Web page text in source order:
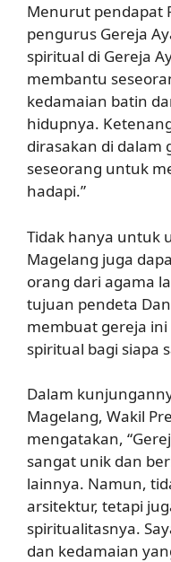
Menurut pendapat
pengurus Gereja
spiritual di Gereja
membantu
kedamaian batin
hidupnya.
dirasakan di dalam
seseorang untuk
hadapi.”
Tidak hanya untuk
Magelang juga
orang dari agama
tujuan pendeta
membuat gereja
spiritual bagi siapa
Dalam
Magelang, Wakil
mengatakan,
sangat unik dan
lainnya. Namun,
arsitektur, tetapi
spiritualitasnya.
dan kedamaian